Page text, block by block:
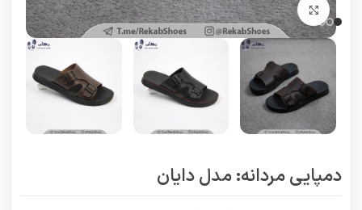
برای بزرگنمایی کلیک کنید
دمپایی مردانه: مدل دایان